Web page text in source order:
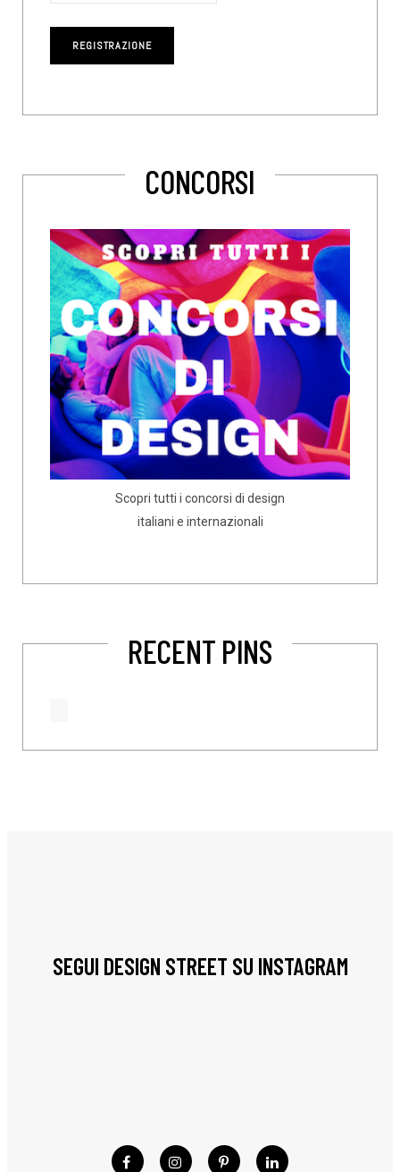
CONCORSI
Scopri tutti i concorsi di design
italiani e internazionali
RECENT PINS
SEGUI DESIGN STREET SU INSTAGRAM